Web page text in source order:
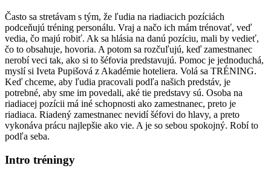
Často sa stretávam s tým, že ľudia na riadiacich pozíciách
podceňujú tréning personálu. Vraj a načo ich mám trénovať, veď
vedia, čo majú robiť. Ak sa hlásia na danú pozíciu, mali by vedieť,
čo to obsahuje, hovoria. A potom sa rozčuľujú, keď zamestnanec
nerobí veci tak, ako si to šéfovia predstavujú. Pomoc je jednoduchá,
myslí si Iveta Pupišová z Akadémie hoteliera. Volá sa TRÉNING.
Keď chceme, aby ľudia pracovali podľa našich predstáv, je
potrebné, aby sme im povedali, aké tie predstavy sú. Osoba na
riadiacej pozícii má iné schopnosti ako zamestnanec, preto je
riadiaca. Riadený zamestnanec nevidí šéfovi do hlavy, a preto
vykonáva prácu najlepšie ako vie. A je so sebou spokojný. Robí to
podľa seba.
Intro tréningy